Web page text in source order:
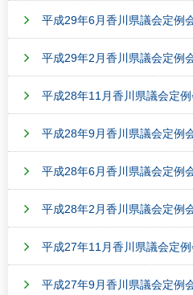
平成29年6月香川県議会定
平成29年2月香川県議会定
平成28年11月香川県議会定
平成28年9月香川県議会定
平成28年6月香川県議会定
平成28年2月香川県議会定
平成27年11月香川県議会定
平成27年9月香川県議会定